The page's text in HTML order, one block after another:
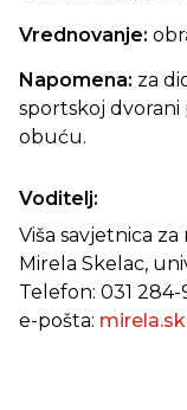
Vrednovanje:
Napomena: za
sportskoj
obuću.
Voditelj:
Viša savjetnica
Mirela Skelac,
Telefon: 031 284-
e-pošta: